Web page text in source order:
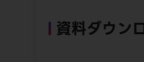
資料ダウン